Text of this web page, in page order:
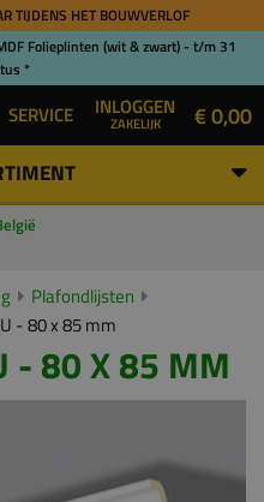
TIJDENS HET BOUWVERLOF
Folieplinten (wit & zwart) - t/m 31
*
SERVICE INLOGGEN
ZAKELIJK € 0,00
Plafondlijsten
- 80 x 85 mm
- 80 X 85 MM